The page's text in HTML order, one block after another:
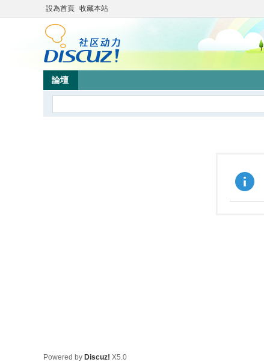
設為首頁 收藏本站
論壇
Powered by Discuz! X5.0